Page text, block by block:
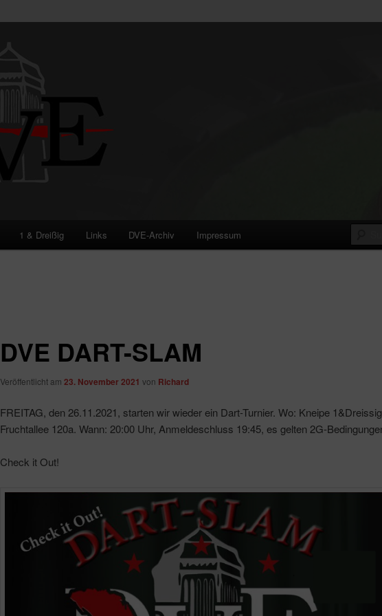
1 & Dreißig Links DVE-Archiv Impressum
DVE DART-SLAM
Veröffentlicht am 23. November 2021 von Richard
FREITAG, den 26.11.2021, starten wir wieder ein Dart-Turnier. Wo: Kneipe
Fruchtallee 120a. Wann: 20:00 Uhr, Anmeldeschluss 19:45, es gelten 2G-
Check it Out!